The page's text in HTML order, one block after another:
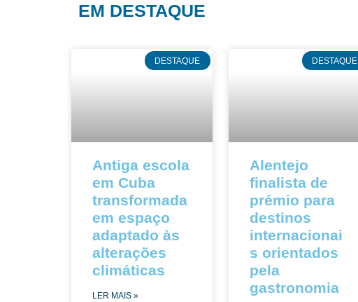
EM DESTAQUE
DESTAQUE
Antiga escola
em Cuba
transformada
em espaço
adaptado às
alterações
climáticas
LER MAIS »
DESTAQUE
Alentejo
finalista de
prémio para
destinos
internacionai
s orientados
pela
gastronomia